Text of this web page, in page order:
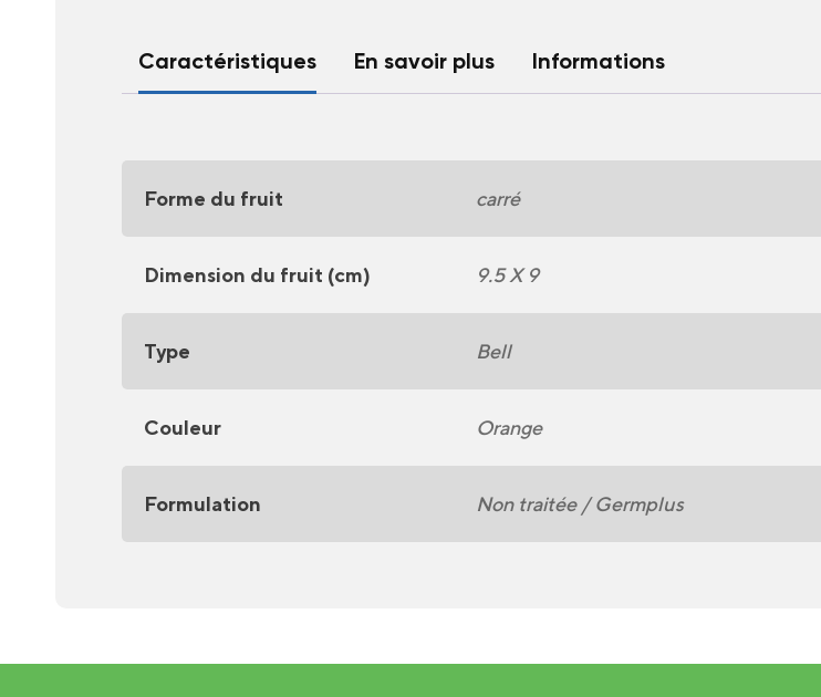
Caractéristiques En savoir plus Informations
Forme du fruit carré
Dimension du fruit (cm) 9.5 X 9
Type Bell
Couleur Orange
Formulation Non traitée / Germplus